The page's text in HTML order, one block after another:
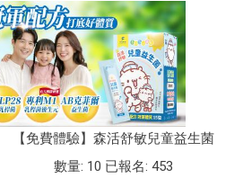
【免費體驗】森活舒敏兒童益生菌
數量: 10 已報名: 453